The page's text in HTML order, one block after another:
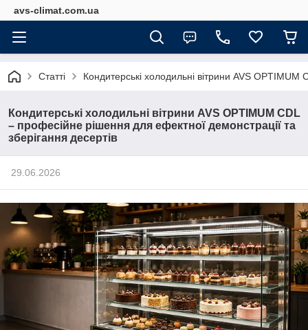
avs-climat.com.ua
Статті Кондитерські холодильні вітрини AVS
Кондитерські холодильні вітрини AVS OPTIMUM CDL
– професійне рішення для ефектної демонстрації та
зберігання десертів
29.06.2026